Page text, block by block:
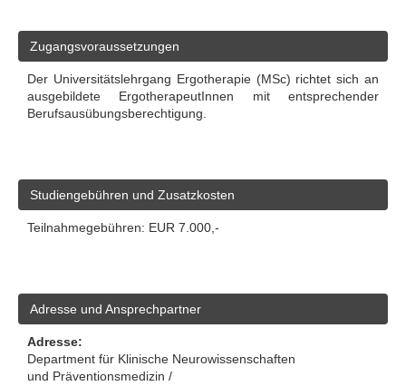
Zugangsvoraussetzungen
Der Universitätslehrgang Ergotherapie (MSc) richtet sich an
ausgebildete ErgotherapeutInnen mit entsprechender
Berufsausübungsberechtigung.
Studiengebühren und Zusatzkosten
Teilnahmegebühren: EUR 7.000,-
Adresse und Ansprechpartner
Adresse:
Department für Klinische Neurowissenschaften
und Präventionsmedizin /